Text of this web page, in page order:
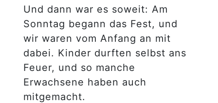
Und dann war es soweit: Am
Sonntag begann das Fest, und
wir waren vom Anfang an mit
dabei. Kinder durften selbst ans
Feuer, und so manche
Erwachsene haben auch
mitgemacht.